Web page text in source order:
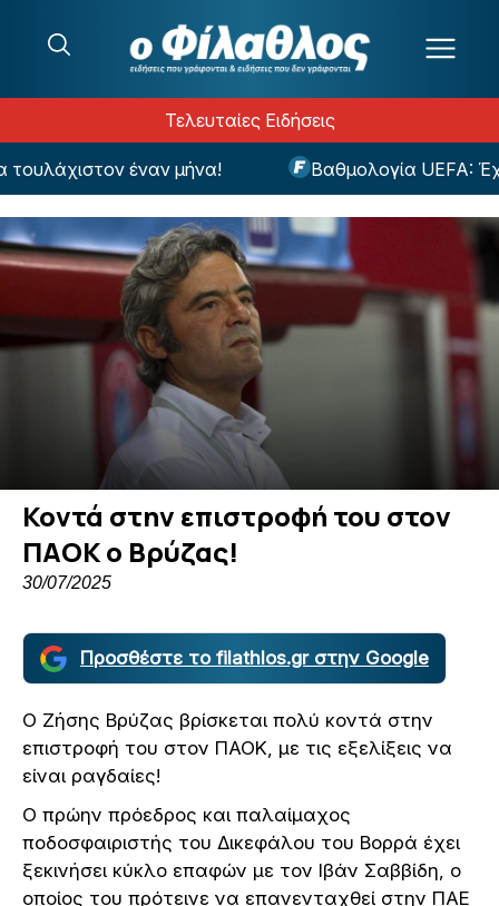
Τελευταίες Ειδήσεις
έναν μήνα! Βαθμολογία UEFA:
Κοντά στην επιστροφή του στον
ΠΑΟΚ ο Βρύζας!
30/07/2025
Προσθέστε το filathlos.gr στην Google
Ο Ζήσης Βρύζας βρίσκεται πολύ κοντά στην
επιστροφή του στον ΠΑΟΚ, με τις εξελίξεις να
είναι ραγδαίες!
Ο πρώην πρόεδρος και παλαίμαχος
ποδοσφαιριστής του Δικεφάλου του Βορρά έχει
ξεκινήσει κύκλο επαφών με τον Ιβάν Σαββίδη, ο
οποίος του πρότεινε να επανενταχθεί στην ΠΑΕ